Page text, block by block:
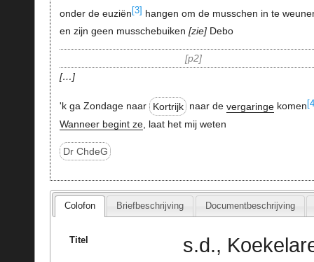
onder de euziën [3]
hangen om de musschen in te
en zijn geen musschebuiken zie Debo
p2
…
'k ga Zondage naar Kortrijk naar devergaringe komen
Wanneer begint ze, laat het mij weten
Dr ChdeG
Colofon Briefbeschrijving Documentbeschrijving
Titel
s.d.,